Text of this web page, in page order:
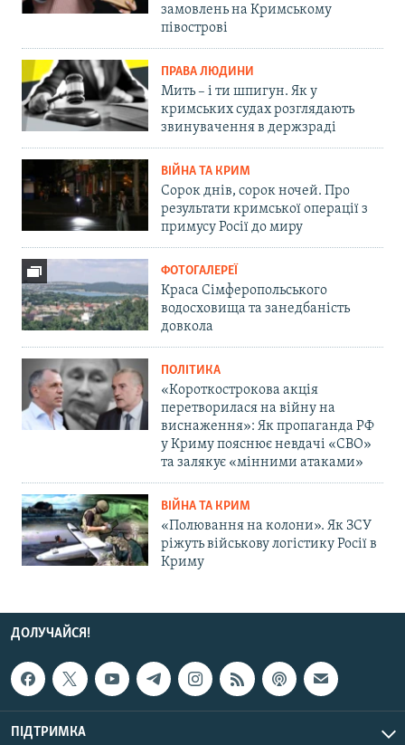
замовлень на Кримському
півострові
ПРАВА ЛЮДИНИ
Мить – і ти шпигун. Як у
кримських судах розглядають
звинувачення в держзраді
ВІЙНА ТА КРИМ
Сорок днів, сорок ночей. Про
результати кримської операції з
примусу Росії до миру
ФОТОГАЛЕРЕЇ
Краса Сімферопольського
водосховища та занедбаність
довкола
ПОЛІТИКА
«Короткострокова акція
перетворилася на війну на
виснаження»: Як пропаганда РФ
у Криму пояснює невдачі «СВО»
та залякує «мінними атаками»
ВІЙНА ТА КРИМ
«Полювання на колони». Як ЗСУ
ріжуть військову логістику Росії в
Криму
ДОЛУЧАЙСЯ!
ПІДТРИМКА